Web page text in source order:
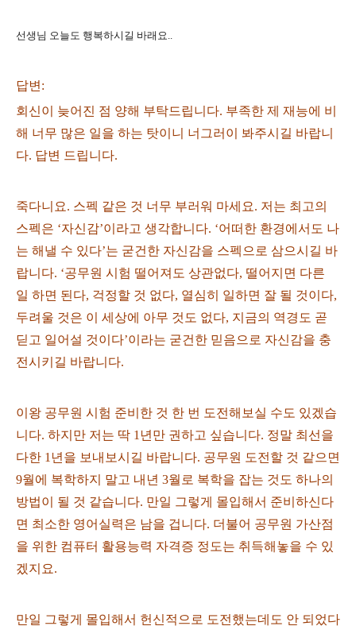
선생님 오늘도 행복하시길 바래요..
답변:
회신이 늦어진 점 양해 부탁드립니다. 부족한 제 재능에 비
해 너무 많은 일을 하는 탓이니 너그러이 봐주시길 바랍니
다. 답변 드립니다.
죽다니요. 스펙 같은 것 너무 부러워 마세요. 저는 최고의
스펙은 ‘자신감’이라고 생각합니다. ‘어떠한 환경에서도 나
는 해낼 수 있다’는 굳건한 자신감을 스펙으로 삼으시길 바
랍니다. ‘공무원 시험 떨어져도 상관없다, 떨어지면 다른
일 하면 된다, 걱정할 것 없다, 열심히 일하면 잘 될 것이다,
두려울 것은 이 세상에 아무 것도 없다, 지금의 역경도 곧
딛고 일어설 것이다’이라는 굳건한 믿음으로 자신감을 충
전시키길 바랍니다.
이왕 공무원 시험 준비한 것 한 번 도전해보실 수도 있겠습
니다. 하지만 저는 딱 1년만 권하고 싶습니다. 정말 최선을
다한 1년을 보내보시길 바랍니다. 공무원 도전할 것 같으면
9월에 복학하지 말고 내년 3월로 복학을 잡는 것도 하나의
방법이 될 것 같습니다. 만일 그렇게 몰입해서 준비하신다
면 최소한 영어실력은 남을 겁니다. 더불어 공무원 가산점
을 위한 컴퓨터 활용능력 자격증 정도는 취득해놓을 수 있
겠지요.
만일 그렇게 몰입해서 헌신적으로 도전했는데도 안 되었다